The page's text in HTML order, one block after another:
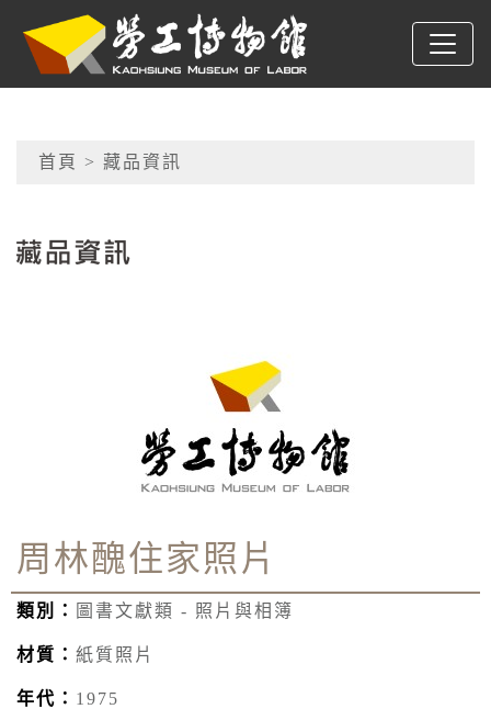
跳到主要內容
高雄市勞工博物館
網頁導覽
首頁 > 藏品資訊
周林醜住家照片
類別： 圖書文獻類 - 照片與相簿
材質： 紙質照片
年代： 1975